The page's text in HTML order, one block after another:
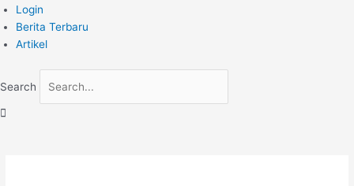
Login
Berita Terbaru
Artikel
Search